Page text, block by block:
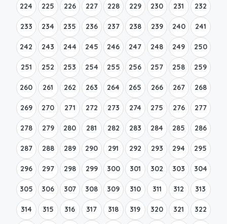
224 225 226 227 228 229 230 231 232
233 234 235 236 237 238 239 240 241
242 243 244 245 246 247 248 249 250
251 252 253 254 255 256 257 258 259
260 261 262 263 264 265 266 267 268
269 270 271 272 273 274 275 276 277
278 279 280 281 282 283 284 285 286
287 288 289 290 291 292 293 294 295
296 297 298 299 300 301 302 303 304
305 306 307 308 309 310 311 312 313
314 315 316 317 318 319 320 321 322